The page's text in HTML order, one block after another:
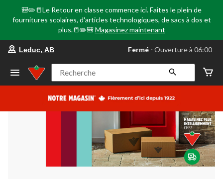
🎒✏️📒Le Retour en classe commence ici. Faites le plein de
fournitures scolaires, d'articles technologiques, de sacs à dos et
plus.📒✏️🎒 Magasinez maintenant
votre
préféré
Leduc,
AB,
courament
Ouverture
à
06:00
cliquer
pour
changer
Leduc, AB Fermé ⋅ Ouverture à 06:00
Recherche